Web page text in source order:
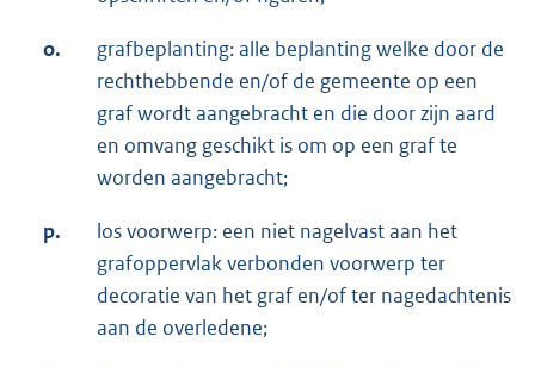
o.
grafbeplanting: alle beplanting welke door de
rechthebbende en/of de gemeente op een
graf wordt aangebracht en die door zijn aard
en omvang geschikt is om op een graf te
worden aangebracht;
p.
los voorwerp: een niet nagelvast aan het
grafoppervlak verbonden voorwerp ter
decoratie van het graf en/of ter nagedachtenis
aan de overledene;